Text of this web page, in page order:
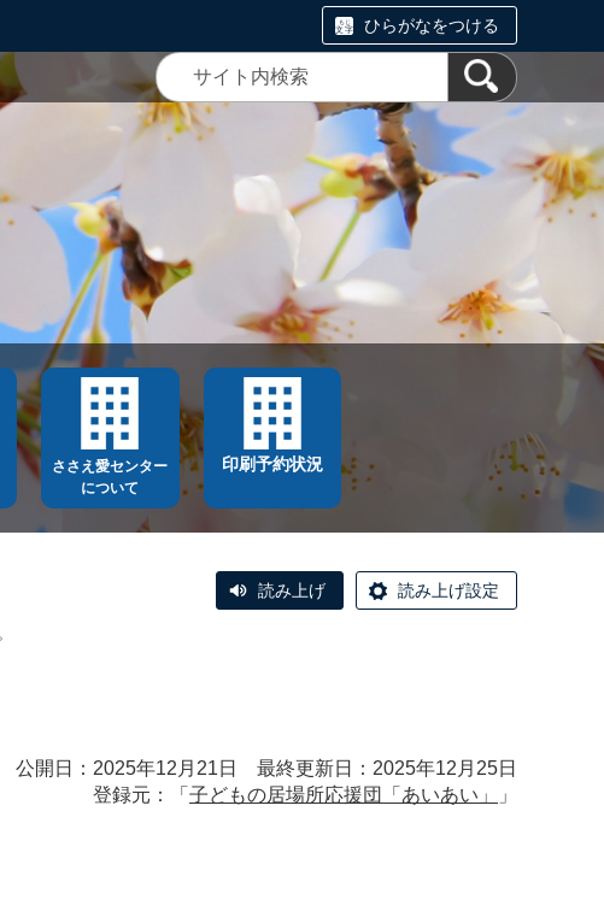
ひらがなをつける
ささえ愛センター
について
印刷予約状況
読み上げ 読み上げ設定
公開日：2025年12月21日 最終更新日：2025年12月25日
登録元：「 子どもの居場所応援団「あいあい」 」